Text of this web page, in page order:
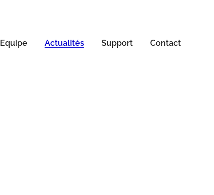
Equipe Actualités Support Contact